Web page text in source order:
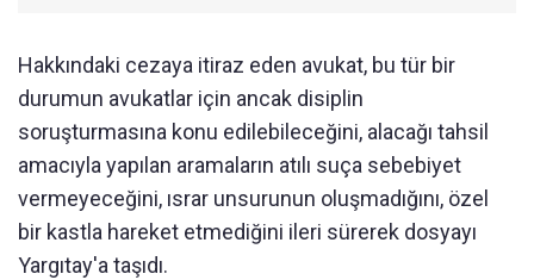
Hakkındaki cezaya itiraz eden avukat, bu tür bir
durumun avukatlar için ancak disiplin
soruşturmasına konu edilebileceğini, alacağı tahsil
amacıyla yapılan aramaların atılı suça sebebiyet
vermeyeceğini, ısrar unsurunun oluşmadığını, özel
bir kastla hareket etmediğini ileri sürerek dosyayı
Yargıtay'a taşıdı.